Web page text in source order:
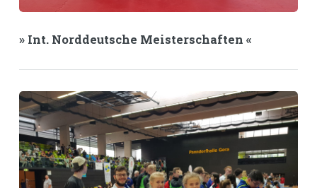
» Int. Norddeutsche Meisterschaften «